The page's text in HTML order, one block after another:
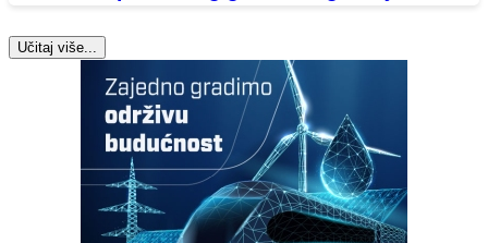
Učitaj više...